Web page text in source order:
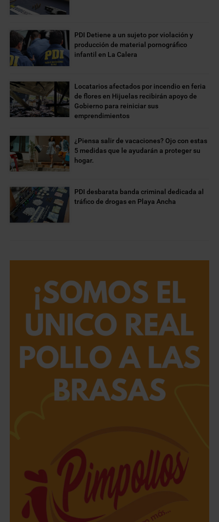
PDI Detiene a un sujeto por violación y
producción de material pornográfico
infantil en La Calera
Locatarios afectados por incendio en feria
de flores en Hijuelas recibirán apoyo de
Gobierno para reiniciar sus
emprendimientos
¿Piensa salir de vacaciones? Ojo con estas
5 medidas que le ayudarán a proteger su
hogar.
PDI desbarata banda criminal dedicada al
tráfico de drogas en Playa Ancha